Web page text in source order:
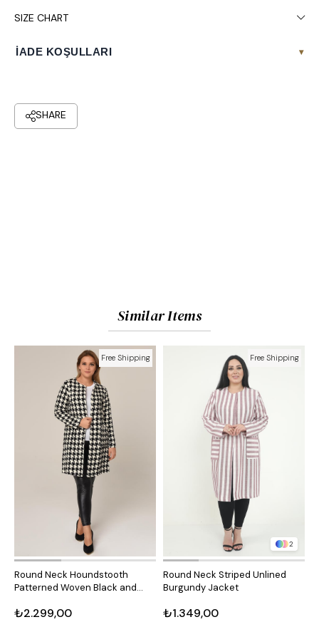
SIZE CHART
İADE KOŞULLARI ▾
Similar Items
Round Neck Houndstooth
Patterned Woven Black and
Pockets
₺2.299,00
Free Shipping
2
Round Neck Striped Unlined
Burgundy Jacket
₺1.349,00
Free Shipping